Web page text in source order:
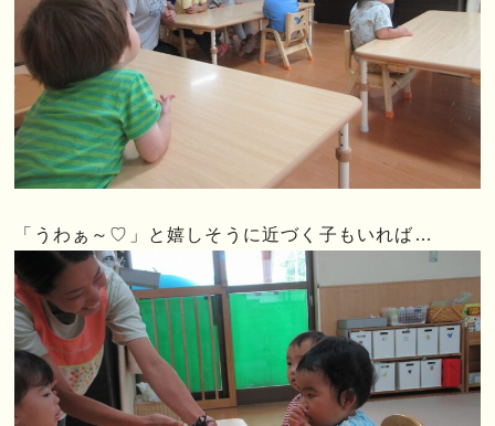
「うわぁ～♡」と嬉しそうに近づく子もいれば…